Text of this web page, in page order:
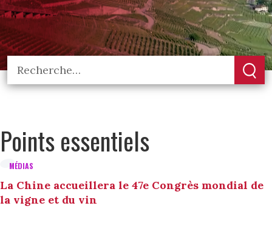
Points essentiels
MÉDIAS
La Chine accueillera le 47e Congrès mondial de
la vigne et du vin